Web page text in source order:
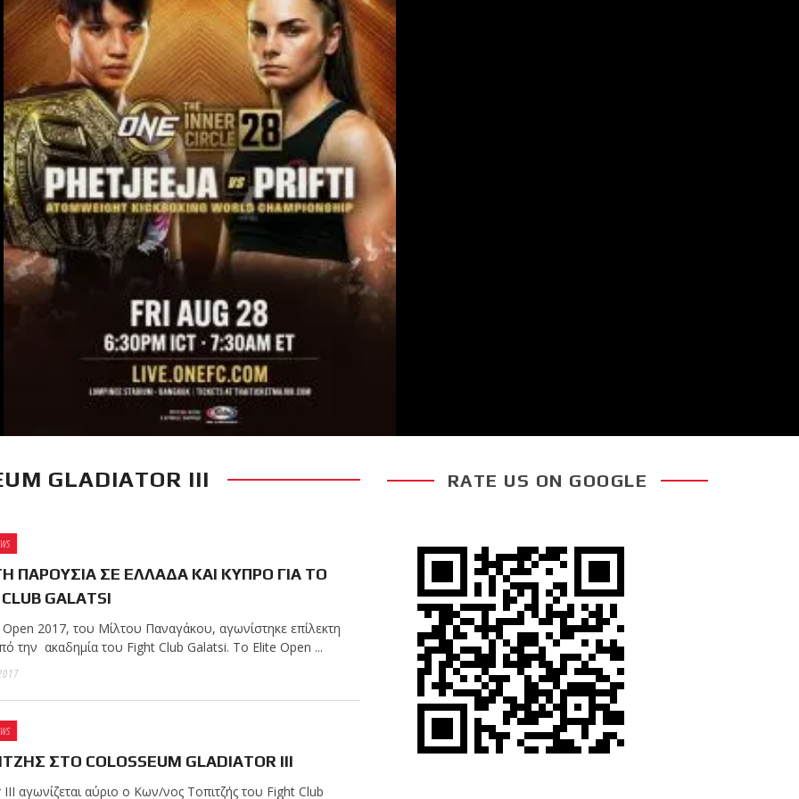
RECENT POSTS
της απέναντι
World
την υποστήριξη
με επιτυχία τις
ζωνών!
GLADIATOR III
ΠΑΡΟΥΣΙΑ ΣΕ ΕΛΛΑΔΑ ΚΑΙ ΚΥΠΡΟ ΓΙΑ ΤΟ
GALATSI
2017, του Μίλτου Παναγάκου, αγωνίστηκε επίλεκτη
την ακαδημία του Fight Club Galatsi. Το Elite Open ...
ΣΤΟ COLOSSEUM GLADIATOR III
αγωνίζεται αύριο ο Κων/νος Τοπιτζής του Fight Club
RATE US ON GOOGLE